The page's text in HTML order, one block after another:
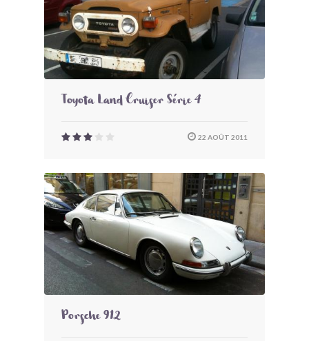
Toyota Land Cruiser Série 4
22 AOÛT 2011
Porsche 912